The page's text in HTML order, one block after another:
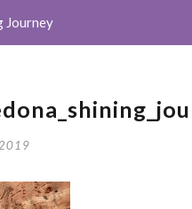
Journey